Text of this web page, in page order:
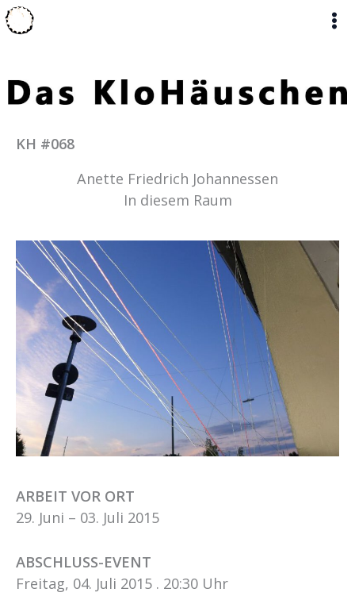
Zum
Inhalt
KH #068
Anette Friedrich Johannessen
In diesem Raum
ARBEIT VOR ORT
29. Juni – 03. Juli 2015
ABSCHLUSS-EVENT
Freitag, 04. Juli 2015 . 20:30 Uhr